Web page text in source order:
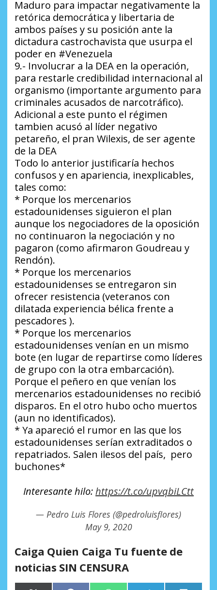
Maduro para impactar negativamente la
retórica democrática y libertaria de
ambos países y su posición ante la
dictadura castrochavista que usurpa el
poder en #Venezuela
9.- Involucrar a la DEA en la operación,
para restarle credibilidad internacional al
organismo (importante argumento para
criminales acusados de narcotráfico).
Adicional a este punto el régimen
tambien acusó al líder negativo
petareño, el pran Wilexis, de ser agente
de la DEA
Todo lo anterior justificaría hechos
confusos y en apariencia, inexplicables,
tales como:
* Porque los mercenarios
estadounidenses siguieron el plan
aunque los negociadores de la oposición
no continuaron la negociación y no
pagaron (como afirmaron Goudreau y
Rendón).
* Porque los mercenarios
estadounidenses se entregaron sin
ofrecer resistencia (veteranos con
dilatada experiencia bélica frente a
pescadores ).
* Porque los mercenarios
estadounidenses venían en un mismo
bote (en lugar de repartirse como líderes
de grupo con la otra embarcación).
Porque el peñero en que venían los
mercenarios estadounidenses no recibió
disparos. En el otro hubo ocho muertos
(aun no identificados).
* Ya apareció el rumor en las que los
estadounidenses serían extraditados o
repatriados. Salen ilesos del país, pero
buchones*
Interesante hilo:https://t.co/upvqbiLCtt
— Pedro Luis Flores (@pedroluisflores)
May 9, 2020
Caiga Quien Caiga Tu fuente de
noticias SIN CENSURA